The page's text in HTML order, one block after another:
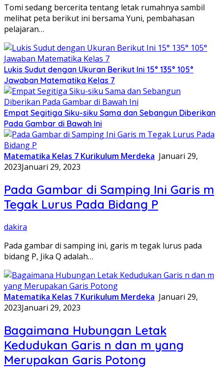
Tomi sedang bercerita tentang letak rumahnya sambil
melihat peta berikut ini bersama Yuni, pembahasan
pelajaran…
Lukis Sudut dengan Ukuran Berikut Ini 15° 135° 105°
Jawaban Matematika Kelas 7
Empat Segitiga Siku-siku Sama dan Sebangun Diberikan
Pada Gambar di Bawah Ini
Matematika Kelas 7 Kurikulum Merdeka Januari 29,
2023Januari 29, 2023
Pada Gambar di Samping Ini Garis m
Tegak Lurus Pada Bidang P
dakira
Pada gambar di samping ini, garis m tegak lurus pada
bidang P, Jika Q adalah…
Matematika Kelas 7 Kurikulum Merdeka Januari 29,
2023Januari 29, 2023
Bagaimana Hubungan Letak
Kedudukan Garis n dan m yang
Merupakan Garis Potong